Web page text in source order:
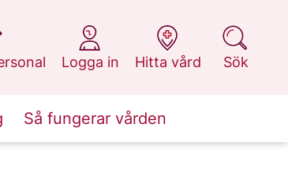
Logga in
på 1177.se
Hitta vård
på 1177.se
Sök
på 1177.se
Så fungerar vården